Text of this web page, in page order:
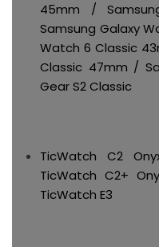
45mm /
Samsung Galaxy
Watch 6 Classic
Classic 47mm /
Gear S2 Classic
TicWatch C2
TicWatch C2+
TicWatch E3